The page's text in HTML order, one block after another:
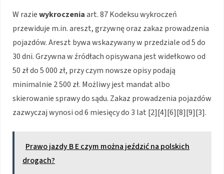
W raziewykroczeniaart. 87 Kodeksu wykroczeń
przewiduje m.in. areszt, grzywnę oraz zakaz prowadzenia
pojazdów. Areszt bywa wskazywany w przedziale od 5 do
30 dni. Grzywna w źródłach opisywana jest widełkowo od
50 zł do 5 000 zł, przy czym nowsze opisy podają
minimalnie 2 500 zł. Możliwy jest mandat albo
skierowanie sprawy do sądu. Zakaz prowadzenia pojazdów
zazwyczaj wynosi od 6 miesięcy do 3 lat [2][4][6][8][9][3].
Prawo jazdy B E czym można jeździć na polskich
drogach?